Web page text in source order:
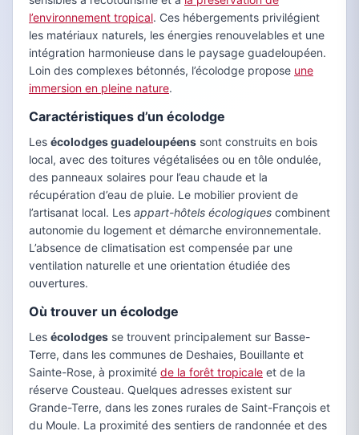
l’environnement tropical. Ces hébergements privilégient
les matériaux naturels, les énergies renouvelables et une
intégration harmonieuse dans le paysage guadeloupéen.
Loin des complexes bétonnés, l’écolodge propose une
immersion en pleine nature.
Caractéristiques d’un écolodge
Les écolodges guadeloupéens sont construits en bois
local, avec des toitures végétalisées ou en tôle ondulée,
des panneaux solaires pour l’eau chaude et la
récupération d’eau de pluie. Le mobilier provient de
l’artisanat local. Les appart-hôtels écologiques combinent
autonomie du logement et démarche environnementale.
L’absence de climatisation est compensée par une
ventilation naturelle et une orientation étudiée des
ouvertures.
Où trouver un écolodge
Les écolodges se trouvent principalement sur Basse-
Terre, dans les communes de Deshaies, Bouillante et
Sainte-Rose, à proximité de la forêt tropicale et de la
réserve Cousteau. Quelques adresses existent sur
Grande-Terre, dans les zones rurales de Saint-François et
du Moule. La proximité des sentiers de randonnée et des